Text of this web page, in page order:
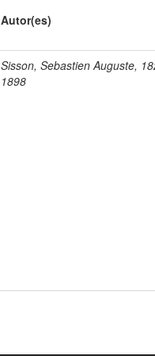
Autor(es)
Sisson, Sebastien Auguste,
1898